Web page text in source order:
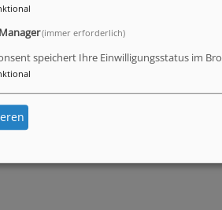
mit Ihrer ausdrücklichen
Rechtmäßigkeit der bis zum
(immer erforderlich)
speichert Ihre Einwilligungsstatus im